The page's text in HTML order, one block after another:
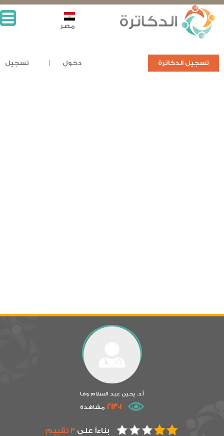
تسجيل الدكاترة دخول تسجيل
مصر
أ.د. يحيى عبد السلام وفا
21301 مشاهدة
بناءاً على 3 تقييم